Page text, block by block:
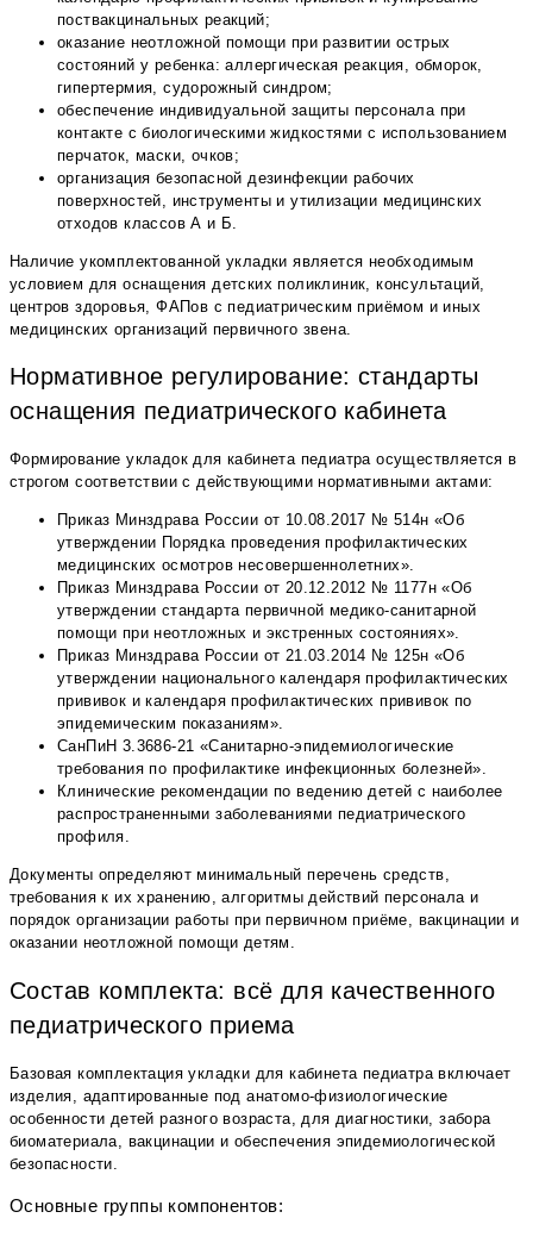
поствакцинальных реакций;
оказание неотложной помощи при развитии острых
состояний у ребенка: аллергическая реакция, обморок,
гипертермия, судорожный синдром;
обеспечение индивидуальной защиты персонала при
контакте с биологическими жидкостями с использованием
перчаток, маски, очков;
организация безопасной дезинфекции рабочих
поверхностей, инструменты и утилизации медицинских
отходов классов А и Б.
Наличие укомплектованной укладки является необходимым
условием для оснащения детских поликлиник, консультаций,
центров здоровья, ФАПов с педиатрическим приёмом и иных
медицинских организаций первичного звена.
Нормативное регулирование: стандарты
оснащения педиатрического кабинета
Формирование укладок для кабинета педиатра осуществляется в
строгом соответствии с действующими нормативными актами:
Приказ Минздрава России от 10.08.2017 № 514н «Об
утверждении Порядка проведения профилактических
медицинских осмотров несовершеннолетних».
Приказ Минздрава России от 20.12.2012 № 1177н «Об
утверждении стандарта первичной медико-санитарной
помощи при неотложных и экстренных состояниях».
Приказ Минздрава России от 21.03.2014 № 125н «Об
утверждении национального календаря профилактических
прививок и календаря профилактических прививок по
эпидемическим показаниям».
СанПиН 3.3686-21 «Санитарно-эпидемиологические
требования по профилактике инфекционных болезней».
Клинические рекомендации по ведению детей с наиболее
распространенными заболеваниями педиатрического
профиля.
Документы определяют минимальный перечень средств,
требования к их хранению, алгоритмы действий персонала и
порядок организации работы при первичном приёме, вакцинации и
оказании неотложной помощи детям.
Состав комплекта: всё для качественного
педиатрического приема
Базовая комплектация укладки для кабинета педиатра включает
изделия, адаптированные под анатомо-физиологические
особенности детей разного возраста, для диагностики, забора
биоматериала, вакцинации и обеспечения эпидемиологической
безопасности.
Основные группы компонентов: